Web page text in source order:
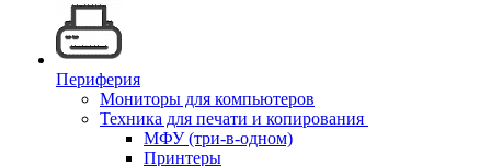
Периферия
Мониторы для компьютеров
Техника для печати и копирования
МФУ (три-в-одном)
Принтеры